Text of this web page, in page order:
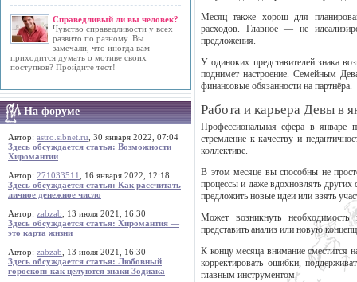
Справедливый ли вы человек?
Чувство справедливости у всех
развито по разному. Вы
замечали, что иногда вам
приходится думать о мотиве своих
поступков? Пройдите тест!
На форуме
Автор: astro.sibnet.ru , 30 января 2022, 07:04
Здесь обсуждается статья: Возможности
Хиромантии
Автор: 271033511
, 16 января 2022, 12:18
Здесь обсуждается статья: Как рассчитать
личное денежное число
Автор: zabzab , 13 июля 2021, 16:30
Здесь обсуждается статья: Хиромантия —
это карта жизни
Автор: zabzab , 13 июля 2021, 16:30
Здесь обсуждается статья: Любовный
гороскоп: как целуются знаки Зодиака
Месяц также хорош для
расходов. Главное — не
предложения.
У одиноких представителей знака
поднимет настроение. Семейным
финансовые обязанности на партнёра.
Работа и карьера Девы в
Профессиональная сфера в
стремление к качеству и
коллективе.
В этом месяце вы способны не
процессы и даже вдохновлять
предложить новые идеи или взять
Может возникнуть необходимость
представить анализ или новую
К концу месяца внимание сместится
корректировать ошибки,
главным инструментом.